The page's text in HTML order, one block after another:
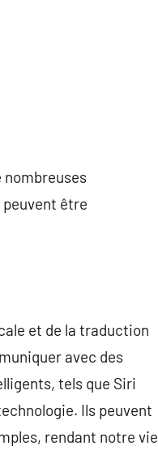
nombreuses
peuvent être
et de la traduction
avec des
tels que Siri
Ils peuvent
rendant notre vie